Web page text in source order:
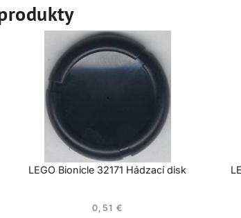
LEGO Bionicle 32171 Hádzací disk
0,51€